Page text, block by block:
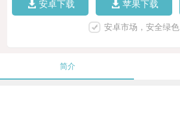
安卓下载 苹果下载
安卓市场，安全绿色
简介